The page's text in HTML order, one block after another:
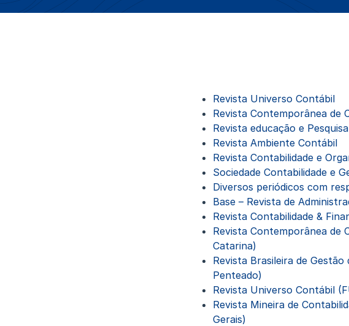
Revista Universo Contábil
Revista Contemporânea de
Revista educação e
Revista Ambiente Contábil
Revista Contabilidade e
Sociedade Contabilidade e
Diversos periódicos com
Base – Revista de
Revista Contabilidade &
Revista Contemporânea de
Catarina)
Revista Brasileira de
Penteado)
Revista Universo Contábil
Revista Mineira de
Gerais)